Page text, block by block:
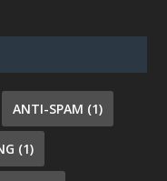
ANTI-SPAM (1)
(1)